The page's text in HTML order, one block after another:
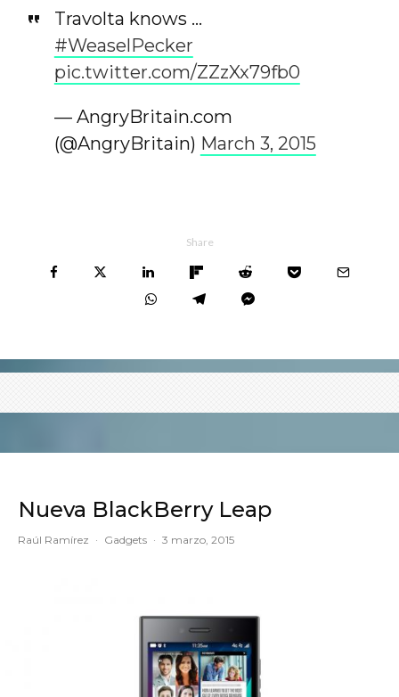
Travolta knows …
#WeaselPecker
pic.twitter.com/ZZzXx79fb0
— AngryBritain.com
(@AngryBritain) March 3, 2015
Share
Nueva BlackBerry Leap
Raúl Ramírez · Gadgets · 3 marzo, 2015